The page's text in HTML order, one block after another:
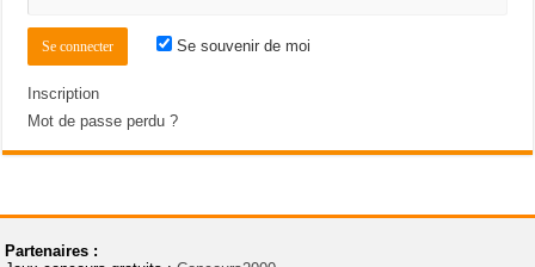
Se souvenir de moi
Inscription
Mot de passe perdu ?
Partenaires :